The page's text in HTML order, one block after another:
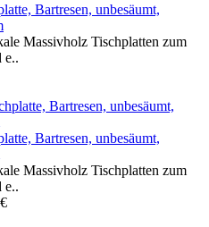
Bartresen, unbesäumt,
Massivholz Tischplatten zum
e..
Bartresen, unbesäumt,
Massivholz Tischplatten zum
e..